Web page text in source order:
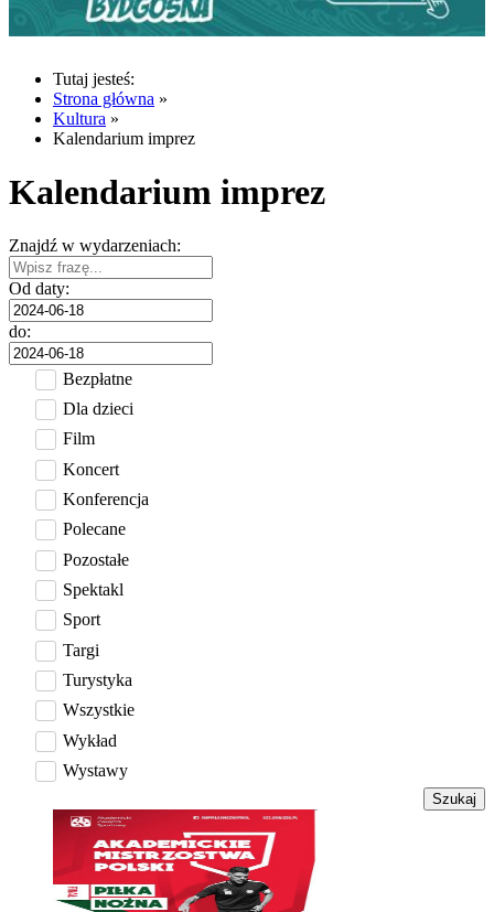
Tutaj jesteś:
Strona główna »
Kultura »
Kalendarium imprez
Kalendarium imprez
Znajdź w wydarzeniach:
Od daty:
do:
Bezpłatne
Dla dzieci
Film
Koncert
Konferencja
Polecane
Pozostałe
Spektakl
Sport
Targi
Turystyka
Wszystkie
Wykład
Wystawy
Szukaj